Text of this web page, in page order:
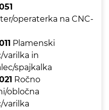
operaterka na CNC-
Plamenski
varilka in
spajkalka
Ročno
obločna
varilka